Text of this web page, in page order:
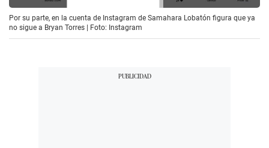
Por su parte, en la cuenta de Instagram de Samahara Lobatón figura que ya
no sigue a Bryan Torres | Foto: Instagram